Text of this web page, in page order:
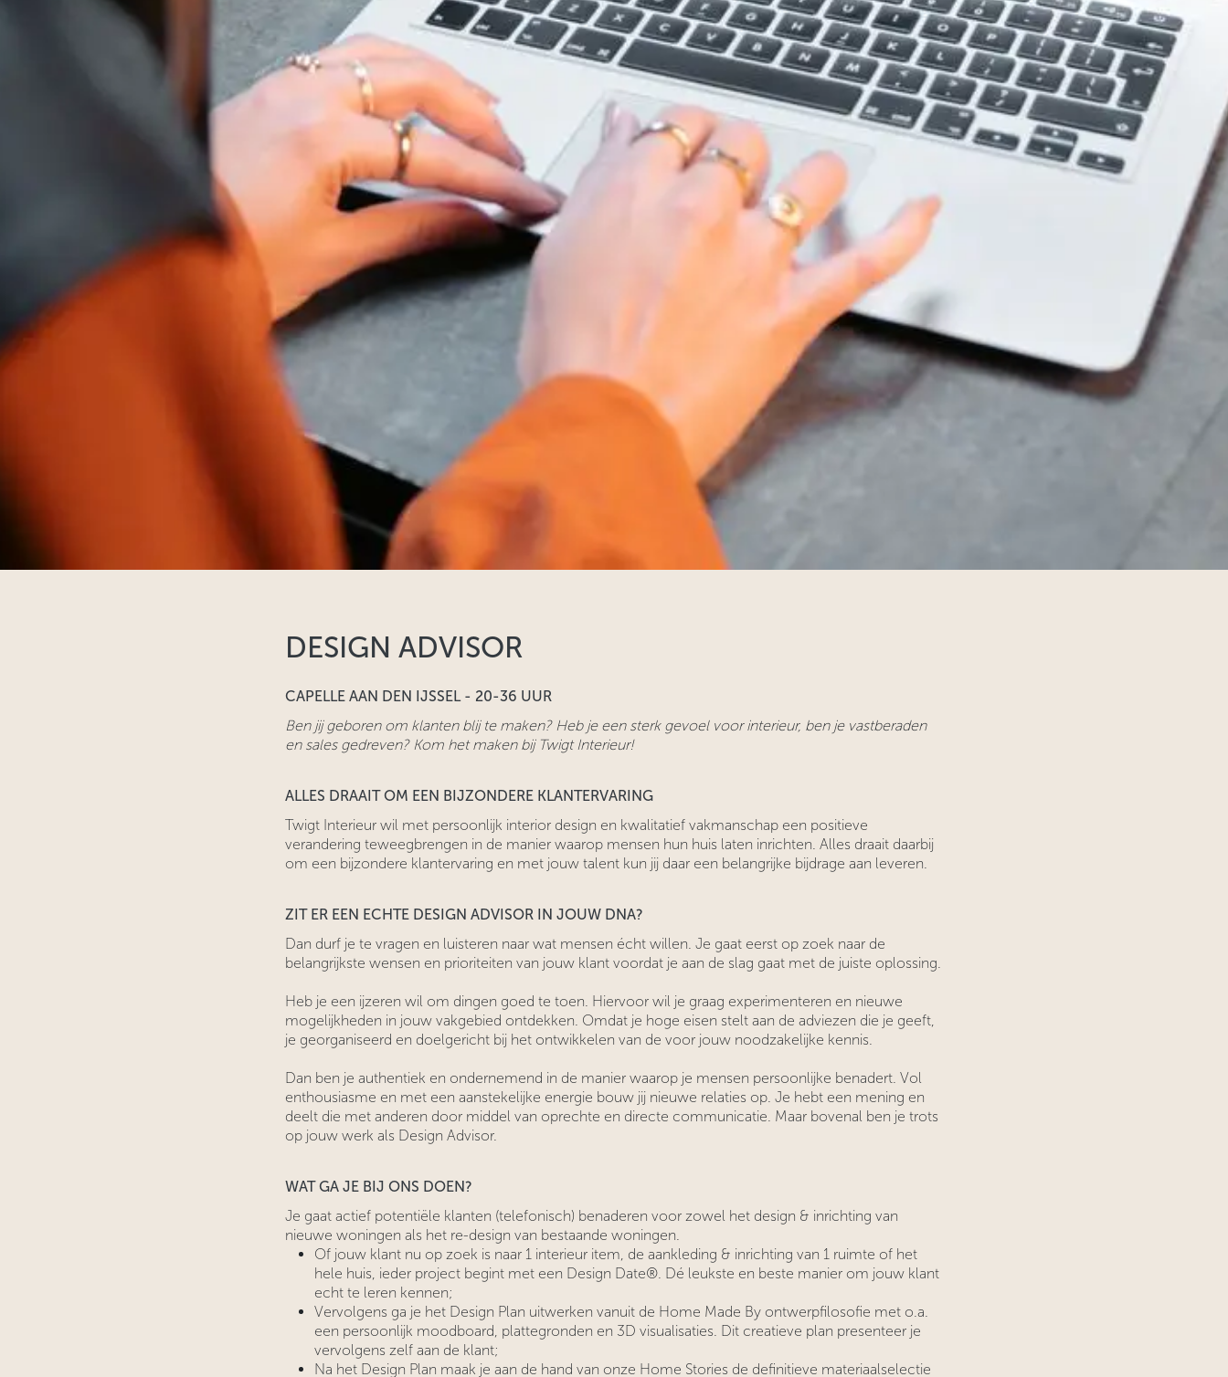
DESIGN ADVISOR
CAPELLE AAN DEN IJSSEL - 20-36 UUR
Ben jij geboren om klanten blij te maken? Heb je een sterk gevoel voor interieur, ben je vastberaden
en sales gedreven? Kom het maken bij Twigt Interieur!
ALLES DRAAIT OM EEN BIJZONDERE KLANTERVARING
Twigt Interieur wil met persoonlijk interior design en kwalitatief vakmanschap een positieve
verandering teweegbrengen in de manier waarop mensen hun huis laten inrichten. Alles draait daarbij
om een bijzondere klantervaring en met jouw talent kun jij daar een belangrijke bijdrage aan leveren.
ZIT ER EEN ECHTE DESIGN ADVISOR IN JOUW DNA?
Dan durf je te vragen en luisteren naar wat mensen écht willen. Je gaat eerst op zoek naar de
belangrijkste wensen en prioriteiten van jouw klant voordat je aan de slag gaat met de juiste oplossing.
Heb je een ijzeren wil om dingen goed te toen. Hiervoor wil je graag experimenteren en nieuwe
mogelijkheden in jouw vakgebied ontdekken. Omdat je hoge eisen stelt aan de adviezen die je geeft,
je georganiseerd en doelgericht bij het ontwikkelen van de voor jouw noodzakelijke kennis.
Dan ben je authentiek en ondernemend in de manier waarop je mensen persoonlijke benadert. Vol
enthousiasme en met een aanstekelijke energie bouw jij nieuwe relaties op. Je hebt een mening en
deelt die met anderen door middel van oprechte en directe communicatie. Maar bovenal ben je trots
op jouw werk als Design Advisor.
WAT GA JE BIJ ONS DOEN?
Je gaat actief potentiële klanten (telefonisch) benaderen voor zowel het design & inrichting van
nieuwe woningen als het re-design van bestaande woningen.
Of jouw klant nu op zoek is naar 1 interieur item, de aankleding & inrichting van 1 ruimte of het
hele huis, ieder project begint met een Design Date®. Dé leukste en beste manier om jouw klant
echt te leren kennen;
Vervolgens ga je het Design Plan uitwerken vanuit de Home Made By ontwerpfilosofie met o.a.
een persoonlijk moodboard, plattegronden en 3D visualisaties. Dit creatieve plan presenteer je
vervolgens zelf aan de klant;
Na het Design Plan maak je aan de hand van onze Home Stories de definitieve materiaalselectie